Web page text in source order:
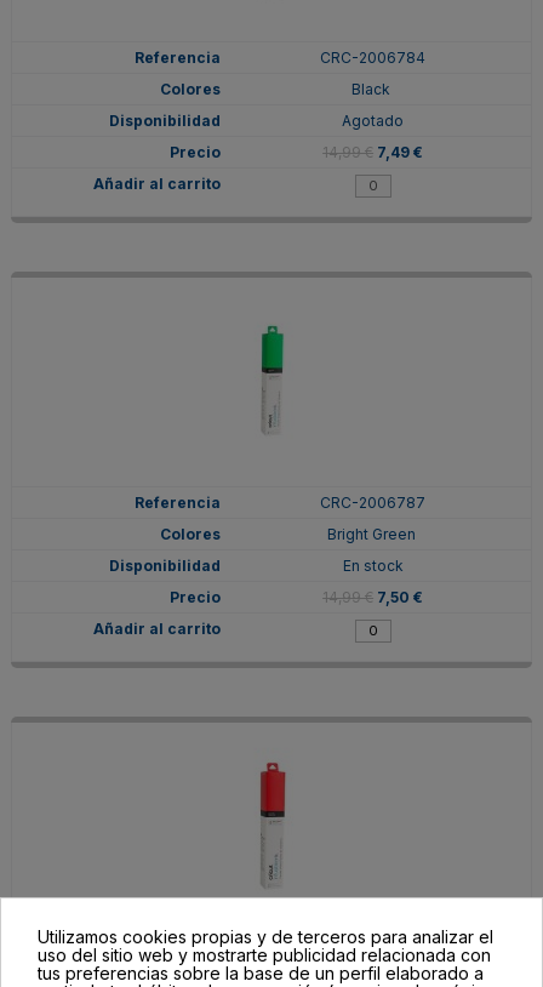
CRC-2006784
Black
Agotado
14,99 € 7,49 €
CRC-2006787
Bright Green
En stock
14,99 € 7,50 €
CRC-2006785
Cherry Red
Utilizamos cookies propias y de terceros para analizar el
uso del sitio web y mostrarte publicidad relacionada con
tus preferencias sobre la base de un perfil elaborado a